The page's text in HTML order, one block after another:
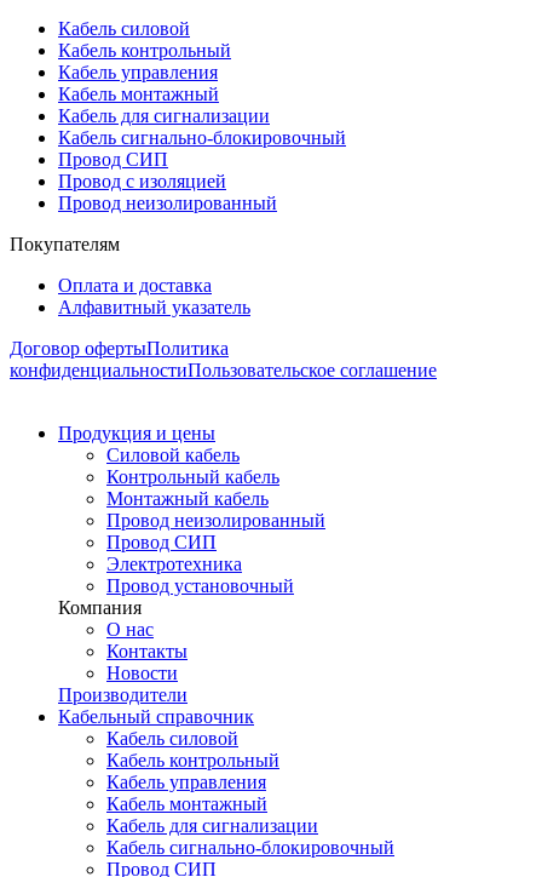
Кабель силовой
Кабель контрольный
Кабель управления
Кабель монтажный
Кабель для сигнализации
Кабель сигнально-блокировочный
Провод СИП
Провод с изоляцией
Провод неизолированный
Покупателям
Оплата и доставка
Алфавитный указатель
Договор офертыПолитика
конфиденциальностиПользовательское соглашение
Продукция и цены
Силовой кабель
Контрольный кабель
Монтажный кабель
Провод неизолированный
Провод СИП
Электротехника
Провод установочный
Компания
О нас
Контакты
Новости
Производители
Кабельный справочник
Кабель силовой
Кабель контрольный
Кабель управления
Кабель монтажный
Кабель для сигнализации
Кабель сигнально-блокировочный
Провод СИП